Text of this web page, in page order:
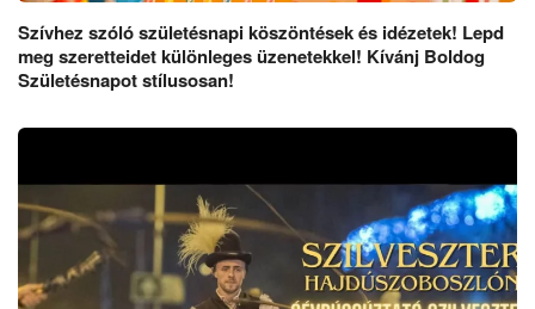
Szívhez szóló születésnapi köszöntések és idézetek! Lepd
meg szeretteidet különleges üzenetekkel! Kívánj Boldog
Születésnapot stílusosan!